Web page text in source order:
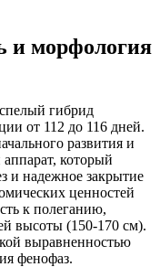
и морфология
гибрид
от 112 до 116 дней.
развития и
который
и надежное закрытие
ценностей
к полеганию,
высоты (150-170 см).
выравненностью
фенофаз.